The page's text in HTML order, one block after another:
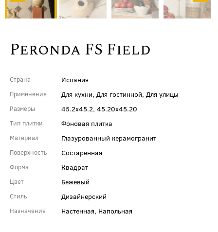
Peronda FS Field
Страна Испания
Применение Для кухни, Для гостинной, Для улицы
Размеры 45.2x45.2, 45.20x45.20
Тип плитки Фоновая плитка
Материал Глазурованный керамогранит
Поверхность Состаренная
Форма Квадрат
Цвет Бежевый
Стиль Дизайнерский
Назначение Настенная, Напольная